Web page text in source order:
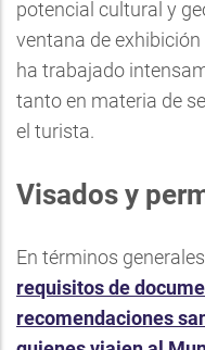
potencial cultural y
ventana de
ha trabajado
tanto en materia de
el turista.
Visados y
En términos
requisitos de
recomendaciones